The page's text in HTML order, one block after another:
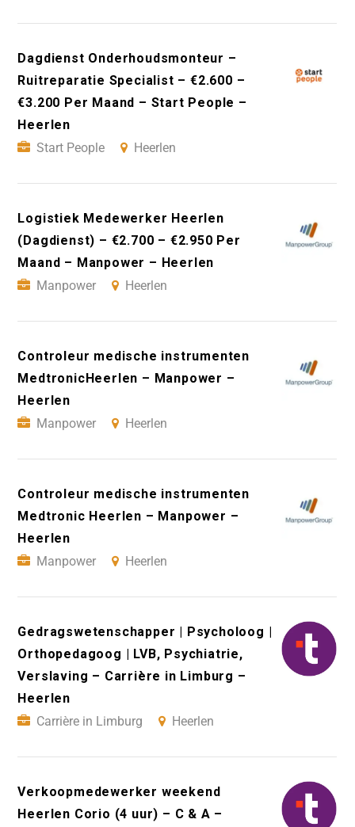
Dagdienst Onderhoudsmonteur –
Ruitreparatie Specialist – €2.600 –
€3.200 Per Maand – Start People –
Heerlen
Start People
Heerlen
Logistiek Medewerker Heerlen
(Dagdienst) – €2.700 – €2.950 Per
Maand – Manpower – Heerlen
Manpower
Heerlen
Controleur medische instrumenten
MedtronicHeerlen – Manpower –
Heerlen
Manpower
Heerlen
Controleur medische instrumenten
Medtronic Heerlen – Manpower –
Heerlen
Manpower
Heerlen
Gedragswetenschapper | Psycholoog |
Orthopedagoog | LVB, Psychiatrie,
Verslaving – Carrière in Limburg –
Heerlen
Carrière in Limburg
Heerlen
Verkoopmedewerker weekend
Heerlen Corio (4 uur) – C & A –